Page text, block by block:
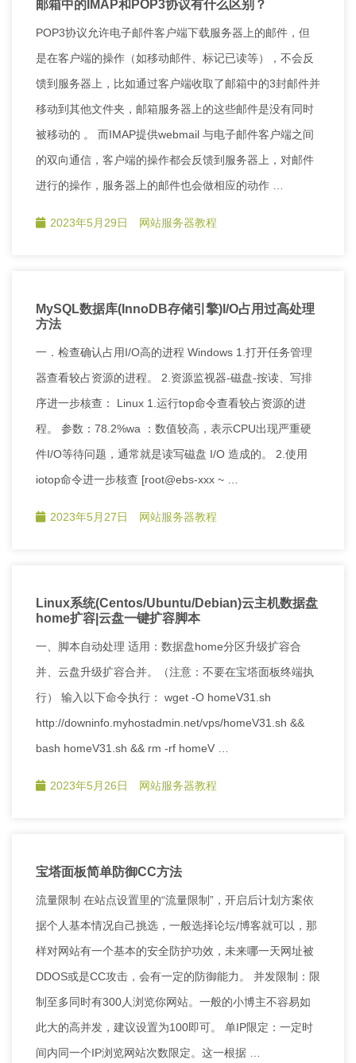
邮箱中的IMAP和POP3协议有什么区别？
POP3协议允许电子邮件客户端下载服务器上的邮件，但
是在客户端的操作（如移动邮件、标记已读等），不会反
馈到服务器上，比如通过客户端收取了邮箱中的3封邮件并
移动到其他文件夹，邮箱服务器上的这些邮件是没有同时
被移动的 。 而IMAP提供webmail 与电子邮件客户端之间
的双向通信，客户端的操作都会反馈到服务器上，对邮件
进行的操作，服务器上的邮件也会做相应的动作 …
2023年5月29日 网站服务器教程
MySQL数据库(InnoDB存储引擎)I/O占用过高处理
方法
一．检查确认占用I/O高的进程 Windows 1.打开任务管理
器查看较占资源的进程。 2.资源监视器-磁盘-按读、写排
序进一步核查： Linux 1.运行top命令查看较占资源的进
程。 参数：78.2%wa ：数值较高，表示CPU出现严重硬
件I/O等待问题，通常就是读写磁盘 I/O 造成的。 2.使用
iotop命令进一步核查 [root@ebs-xxx ~ …
2023年5月27日 网站服务器教程
Linux系统(Centos/Ubuntu/Debian)云主机数据盘
home扩容|云盘一键扩容脚本
一、脚本自动处理 适用：数据盘home分区升级扩容合
并、云盘升级扩容合并。（注意：不要在宝塔面板终端执
行） 输入以下命令执行： wget -O homeV31.sh
http://downinfo.myhostadmin.net/vps/homeV31.sh &&
bash homeV31.sh && rm -rf homeV …
2023年5月26日 网站服务器教程
宝塔面板简单防御CC方法
流量限制 在站点设置里的“流量限制”，开启后计划方案依
据个人基本情况自己挑选，一般选择论坛/博客就可以，那
样对网站有一个基本的安全防护功效，未来哪一天网址被
DDOS或是CC攻击，会有一定的防御能力。 并发限制：限
制至多同时有300人浏览你网站。一般的小博主不容易如
此大的高并发，建议设置为100即可。 单IP限定：一定时
间内同一个IP浏览网站次数限定。这一根据 …